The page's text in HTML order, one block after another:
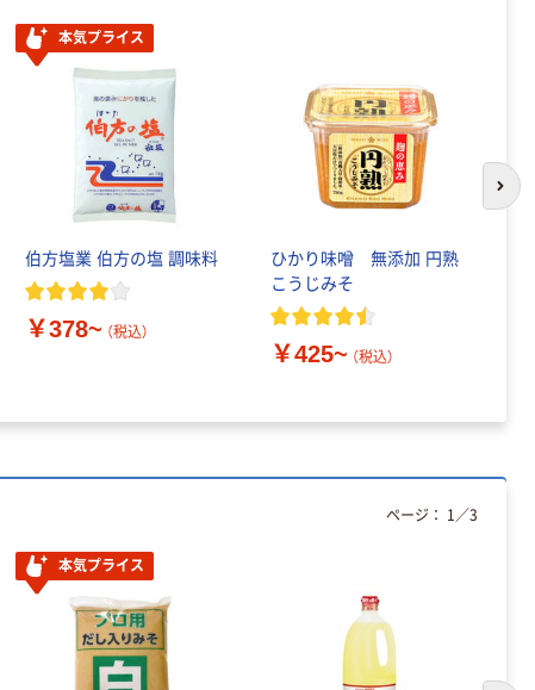
本気プライス
伯方塩業 伯方の塩 調味料
￥378~ （税込）
ひかり味噌 無添加 円熟
こうじみそ
￥425~ （税込）
次
本気プライス
ページ： 1 ／3
アスクル セロハ
￥216~
本気プライス
ニチバン セロテ
ープ 大巻
￥124~ （税込）
本気プライス
共同企画 トイ
￥330~
トファイル エコ
ノミータイプ
A4タテ(コクヨ
製造）
￥115~
（税込）
本気プライス
トイレットペー
120ｍ 再生紙
100% 6ロール
芯あり FSC認
証